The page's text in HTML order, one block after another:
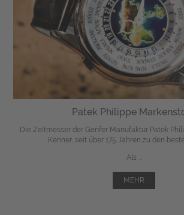
Patek Philippe
Die Zeitmesser der Genfer Manufaktur Patek
Kenner, seit über 175 Jahren zu den
Als ...
MEHR